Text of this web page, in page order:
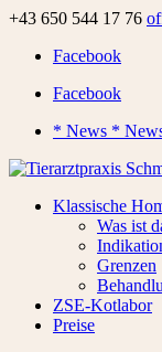
+43 650 544 17 76
Facebook
Facebook
* News *
Klassische
Was ist
Grenzen
ZSE-Kotlabor
Preise